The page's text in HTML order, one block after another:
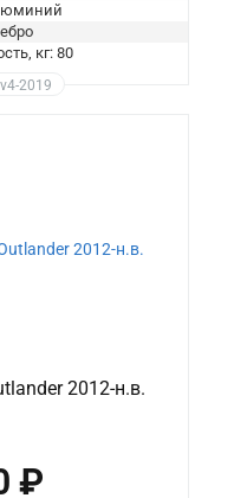
кг: 80
2019
2012-н.в.
₽